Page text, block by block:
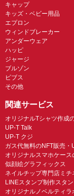
キャップ
キッズ・ベビー用品
エプロン
ウィンドブレーカー
アンダーウェア
ハッピ
ジャージ
ブルゾン
ビブス
その他
関連サービス
オリジナルTシャツ作成
UP-T Talk
UP-T クジ
ガス代無料のNFT販売・
オリジナルスマホケー
似顔絵グラフィックス
ネイルチップ専門店ミチ
LINEスタンプ制作スタ
オリジナルノベルティラ